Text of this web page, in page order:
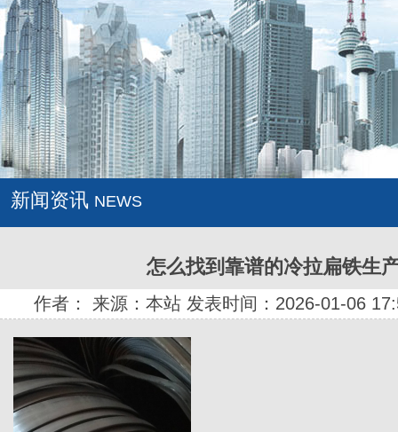
新闻资讯 NEWS
怎么找到靠谱的冷拉扁铁生
作者： 来源：本站 发表时间：2026-01-06